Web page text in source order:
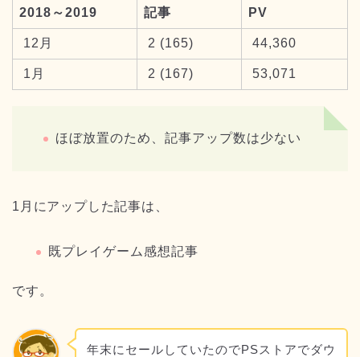
2018～2019 記事 PV
12月 2 (165) 44,360
1月 2 (167) 53,071
ほぼ放置のため、記事アップ数は少ない
1月にアップした記事は、
既プレイゲーム感想記事
です。
年末にセールしていたのでPSストアでダウ